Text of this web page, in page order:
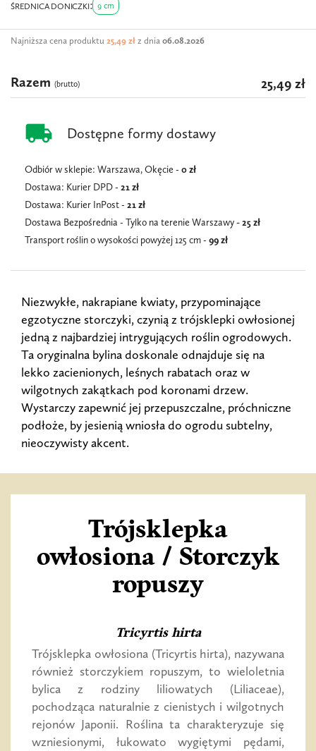
ŚREDNICA DONICZKI 9 cm
Najniższa cena produktu 25,49 zł z dnia 06.08.2026
local_shipping Dostępne formy dostawy
Odbiór w sklepie: Warszawa, Okęcie - 0 zł
Dostawa: Kurier DPD - 21 zł
Dostawa: Kurier InPost - 21zł
Dostawa Bezpośrednia - Tylko na terenie Warszawy- 25 zł
Transport roślin o wysokości powyżej 125 cm - 99 zł
Razem (brutto) 25,49 zł
Niezwykłe, nakrapiane kwiaty, przypominające
egzotyczne storczyki, czynią z trójsklepki owłosionej
jedną z najbardziej intrygujących roślin ogrodowych.
Ta oryginalna bylina doskonale odnajduje się na
lekko zacienionych, leśnych rabatach oraz w
wilgotnych zakątkach pod koronami drzew.
Wystarczy zapewnić jej przepuszczalne, próchniczne
podłoże, by jesienią wniosła do ogrodu subtelny,
nieoczywisty akcent.
Trójsklepka
owłosiona / Storczyk
ropuszy
Tricyrtis hirta
Trójsklepka owłosiona (Tricyrtis hirta), nazywana
również storczykiem ropuszym, to wieloletnia
bylica z rodziny liliowatych (Liliaceae),
pochodząca naturalnie z cienistych i wilgotnych
rejonów Japonii. Roślina ta charakteryzuje się
wzniesionymi, łukowato wygiętymi pędami,